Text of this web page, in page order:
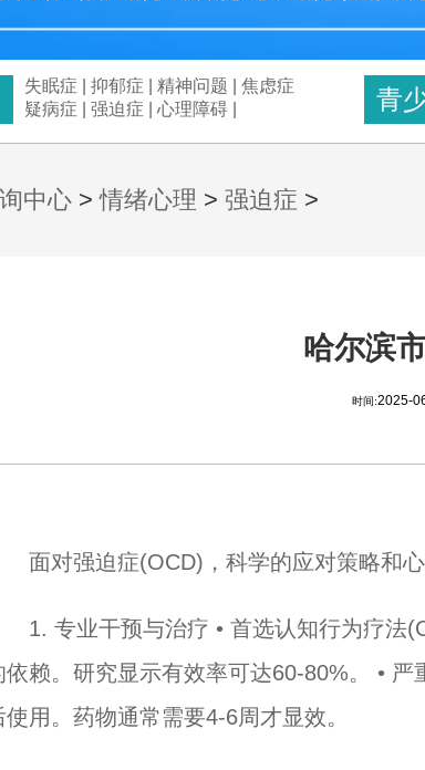
失眠症 抑郁症 精神问题
焦虑症
疑病症
强迫症 心理障碍 青
中心 >情绪心理 > 强迫症 >
哈尔滨
时间:2025-
对强迫症(OCD)，科学的应对策略和心
专业干预与治疗 • 首选认知行为疗法
依赖。研究显示有效率可达60-80%。 •
用。药物通常需要4-6周才显效。